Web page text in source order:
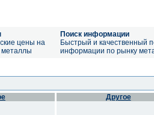
цены на
Поиск информации
Быстрый и качественный
информации по рынку
Другое